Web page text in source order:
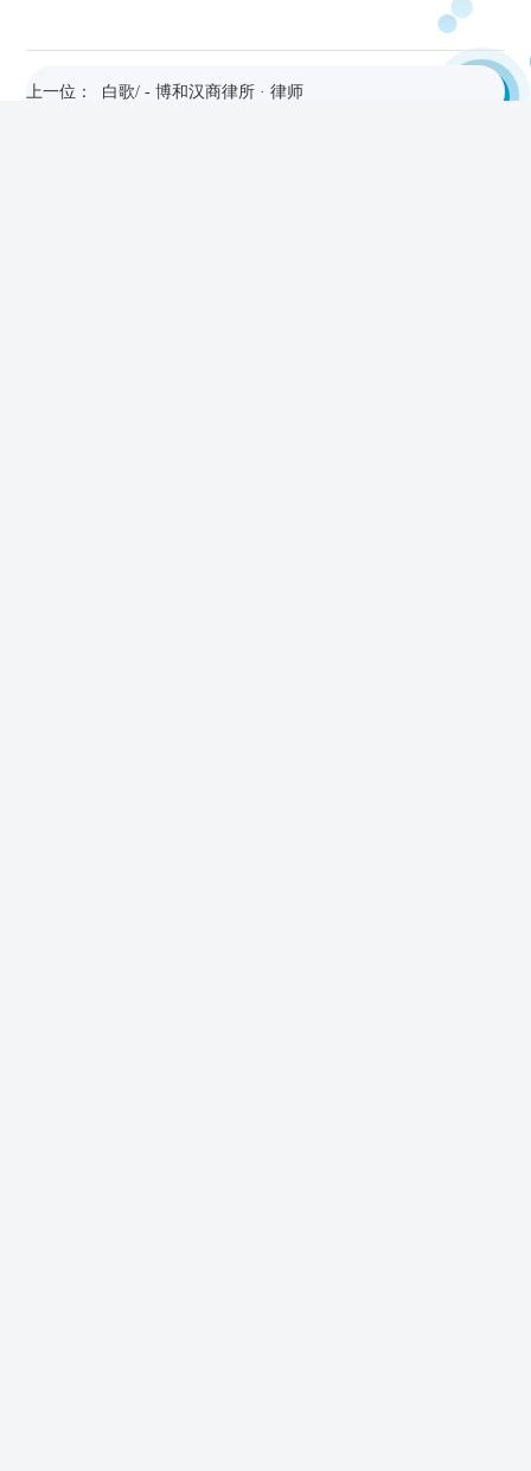
上一位： 白歌/ - 博和汉商律所 · 律师